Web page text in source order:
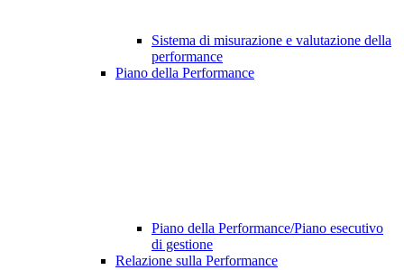
Sistema di misurazione e valutazione della
performance
Piano della Performance
Piano della Performance/Piano esecutivo
di gestione
Relazione sulla Performance